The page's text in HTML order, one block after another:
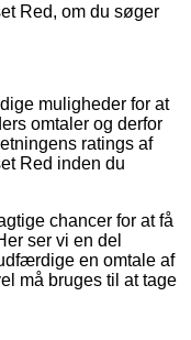
Red, om du søger
muligheder for at
omtaler og derfor
ratings af
Red inden du
chancer for at få
ser vi en del
en omtale af
må bruges til at tage